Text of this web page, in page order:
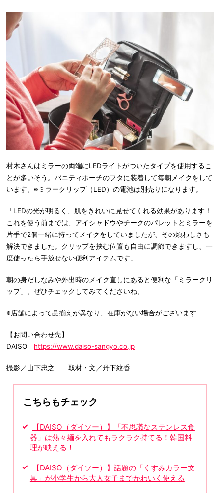
村木さんはミラーの両端にLEDライトがついたタイプを使用するこ
とが多いそう。バニティポーチのフタに装着して毎朝メイクをして
います。※ミラークリップ（LED）の電池は別売りになります。
「LEDの光が明るく、肌をきれいに見せてくれる効果があります！
これを使う前までは、アイシャドウやチークのパレットとミラーを
片手で2個一緒に持ってメイクをしていましたが、その煩わしさも
解決できました。クリップを挟む位置も自由に調節できますし、一
度使ったら手放せない便利アイテムです」
朝の身だしなみや外出時のメイク直しにあると便利な「ミラークリ
ップ」。ぜひチェックしてみてくださいね。
※店舗によって品揃えが異なり、在庫がない場合がございます
【お問い合わせ先】
DAISO https://www.daiso-sangyo.co.jp
撮影／山下忠之 取材・文／丹下紋香
こちらもチェック
【DAISO（ダイソー）】「不思議なステンレス食
器」は熱々麺を入れてもラクラク持てる！韓国料
理が映える！
【DAISO（ダイソー）】話題の「くすみカラー文
具」が小学生から大人女子までかわいく使える